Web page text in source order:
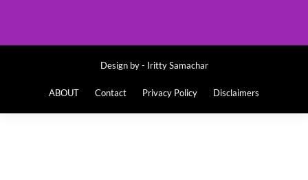
Design by - Iritty Samachar
ABOUT Contact Privacy Policy Disclaimers